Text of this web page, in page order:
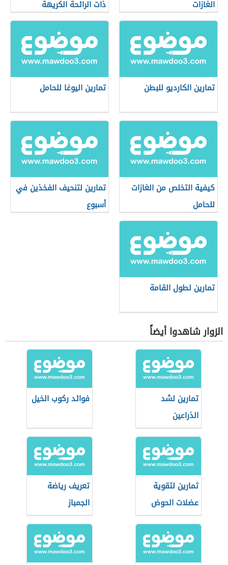
الغازات ذات الرائحة الكريهة
تمارين الكارديو للبطن تمارين اليوغا للحامل
كيفية التخلص من الغازات
للحامل
تمارين لتنحيف الفخذين في
أسبوع
تمارين لطول القامة
الزوار شاهدوا أيضاً
تمارين لشد
الذراعين
فوائد ركوب الخيل
تمارين لتقوية
عضلات الحوض
تعريف رياضة
الجمباز